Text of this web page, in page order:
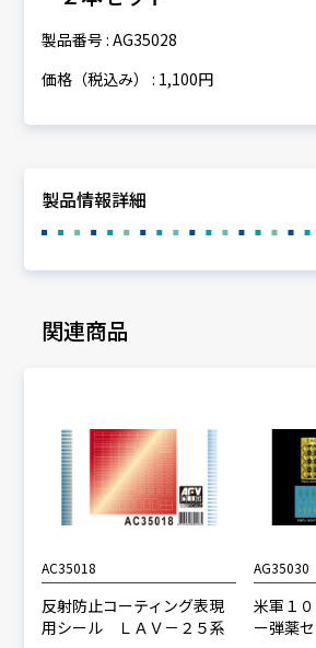
製品番号 : AG35028
価格（税込み） : 1,100円
製品情報詳細
関連商品
AC35018
反射防止コーティング表現
用シール ＬＡＶ－２５系
AG35030
米軍１
ー弾薬